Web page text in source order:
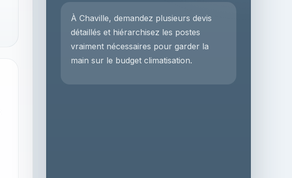
À Chaville, demandez plusieurs devis
détaillés et hiérarchisez les postes
vraiment nécessaires pour garder la
main sur le budget climatisation.